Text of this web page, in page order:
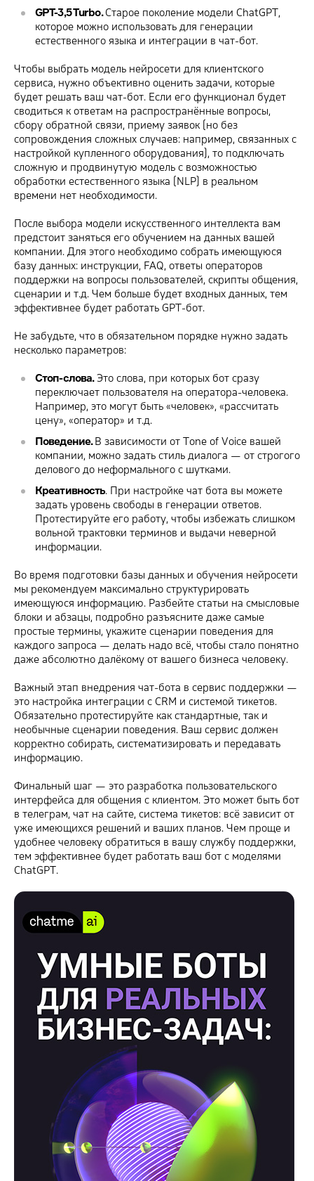
GPT-3,5 Turbo.Старое поколение модели ChatGPT,
которое можно использовать для генерации
естественного языка и интеграции в чат-бот.
Чтобы выбрать модель нейросети для клиентского
сервиса, нужно объективно оценить задачи, которые
будет решать ваш чат-бот. Если его функционал будет
сводиться к ответам на распространённые вопросы,
сбору обратной связи, приему заявок (но без
сопровождения сложных случаев: например, связанных с
настройкой купленного оборудования), то подключать
сложную и продвинутую модель с возможностью
обработки естественного языка (NLP) в реальном
времени нет необходимости.
После выбора модели искусственного интеллекта вам
предстоит заняться его обучением на данных вашей
компании. Для этого необходимо собрать имеющуюся
базу данных: инструкции, FAQ, ответы операторов
поддержки на вопросы пользователей, скрипты общения,
сценарии и т.д. Чем больше будет входных данных, тем
эффективнее будет работать GPT-бот.
Не забудьте, что в обязательном порядке нужно задать
несколько параметров:
Стоп-слова.Это слова, при которых бот сразу
переключает пользователя на оператора-человека.
Например, это могут быть «человек», «рассчитать
цену», «оператор» и т.д.
Поведение.В зависимости от Tone of Voice вашей
компании, можно задать стиль диалога — от строгого
делового до неформального с шутками.
Креативность. При настройке чат бота вы можете
задать уровень свободы в генерации ответов.
Протестируйте его работу, чтобы избежать слишком
вольной трактовки терминов и выдачи неверной
информации.
Во время подготовки базы данных и обучения нейросети
мы рекомендуем максимально структурировать
имеющуюся информацию. Разбейте статьи на смысловые
блоки и абзацы, подробно разъясните даже самые
простые термины, укажите сценарии поведения для
каждого запроса — делать надо всё, чтобы стало понятно
даже абсолютно далёкому от вашего бизнеса человеку.
Важный этап внедрения чат-бота в сервис поддержки —
это настройка интеграции с CRM и системой тикетов.
Обязательно протестируйте как стандартные, так и
необычные сценарии поведения. Ваш сервис должен
корректно собирать, систематизировать и передавать
информацию.
Финальный шаг — это разработка пользовательского
интерфейса для общения с клиентом. Это может быть бот
в телеграм, чат на сайте, система тикетов: всё зависит от
уже имеющихся решений и ваших планов. Чем проще и
удобнее человеку обратиться в вашу службу поддержки,
тем эффективнее будет работать ваш бот с моделями
ChatGPT.